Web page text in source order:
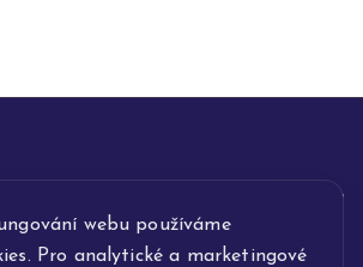
webu používáme
Pro analytické a marketingové